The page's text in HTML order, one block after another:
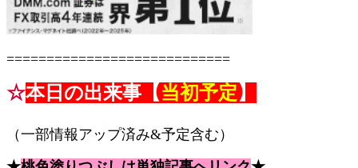
============================
☆本日の出来事【当初予定】
（一部情報アップ済み&予定含む）